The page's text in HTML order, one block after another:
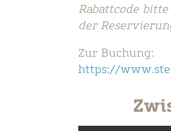
Rabattcode
der
Zur Buchung:
https://